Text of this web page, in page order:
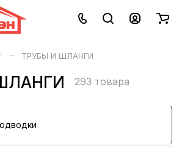
– ТРУБЫ И ШЛАНГИ
293 товара